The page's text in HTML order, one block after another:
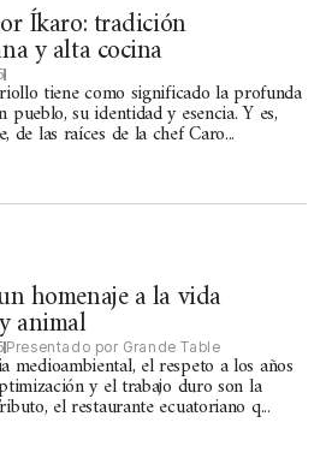
Íkaro: tradición
y alta cocina
tiene como significado la profunda
pueblo, su identidad y esencia. Y es,
de las raíces de la chef Caro...
homenaje a la vida
animal
Presentado por Grande Table
medioambiental, el respeto a los años
y el trabajo duro son la
el restaurante ecuatoriano q...